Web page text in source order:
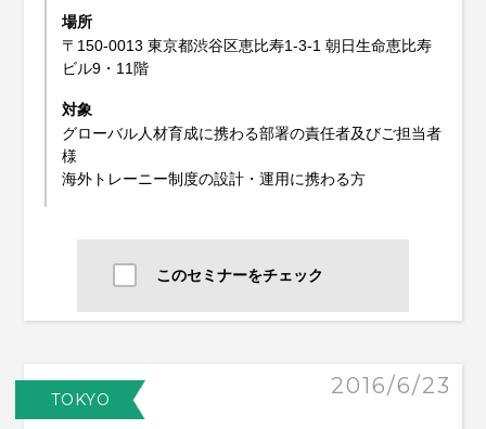
場所
〒150-0013 東京都渋谷区恵比寿1-3-1 朝日生命恵比寿
ビル9・11階
対象
グローバル人材育成に携わる部署の責任者及びご担当者
様
海外トレーニー制度の設計・運用に携わる方
このセミナーをチェック
TOKYO
2016/6/23